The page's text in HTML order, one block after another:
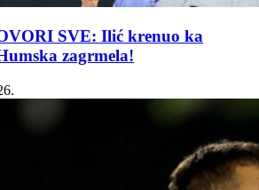
SVE: Ilić krenuo ka
zagrmela!